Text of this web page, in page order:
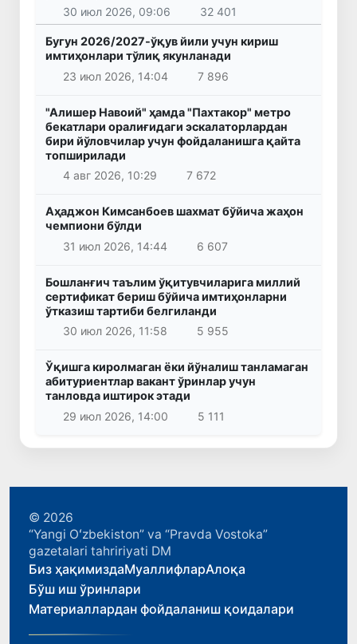
30 июл 2026, 09:06 32 401
Бугун 2026/2027-ўқув йили учун кириш
имтиҳонлари тўлиқ якунланади
23 июл 2026, 14:04
7 896
"Алишер Навоий" ҳамда "Пахтакор" метро
бекатлари оралиғидаги эскалаторлардан
бири йўловчилар учун фойдаланишга қайта
топширилади
4 авг 2026, 10:29
7 672
Аҳаджон Кимсанбоев шахмат бўйича жаҳон
чемпиони бўлди
31 июл 2026, 14:44
6 607
Бошланғич таълим ўқитувчиларига миллий
сертификат бериш бўйича имтиҳонларни
ўтказиш тартиби белгиланди
30 июл 2026, 11:58
5 955
Ўқишга киролмаган ёки йўналиш танламаган
абитуриентлар вакант ўринлар учун
танловда иштирок этади
29 июл 2026, 14:00
5 111
© 2026
“Yangi Oʻzbekiston” va “Pravda Vostoka”
gazetalari tahririyati DM
Биз ҳақимиздаМуаллифларАлоқа
Бўш иш ўринлари
Материаллардан фойдаланиш қоидалари